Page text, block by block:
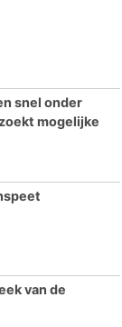
snel onder
mogelijke
van de